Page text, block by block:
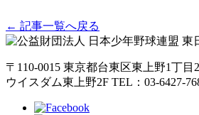
← 記事一覧へ戻る
〒110-0015 東京都台東区東上野1丁目
ウイスダム東上野2F TEL：03-6427-